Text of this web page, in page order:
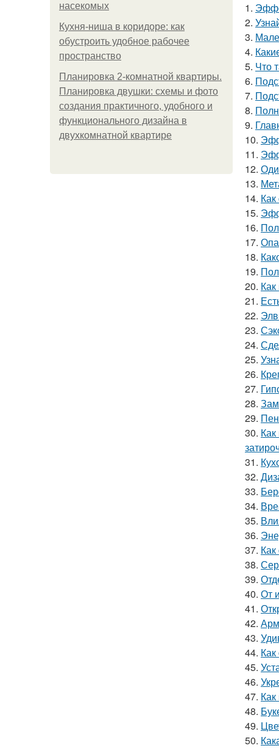
насекомых
Кухня-ниша в коридоре: как
обустроить удобное рабочее
пространство
Планировка 2-комнатной квартиры.
Планировка двушки: схемы и фото
создания практичного, удобного и
функционального дизайна в
двухкомнатной квартире
1.
2.
3.
4.
5. Что
6.
7.
8.
9.
10.
11.
12.
13.
14.
15.
16.
17.
18.
19.
20.
21.
22.
23.
24.
25.
26.
27.
28.
29.
30.
31.
32.
33.
34.
35.
36.
37.
38.
39.
40. От
41.
42.
43.
44.
45.
46.
47.
48.
49.
50.